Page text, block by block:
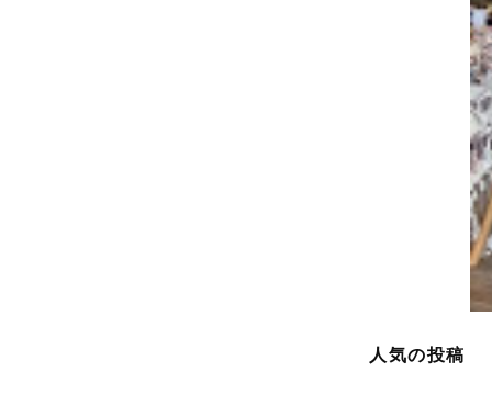
人気の投稿